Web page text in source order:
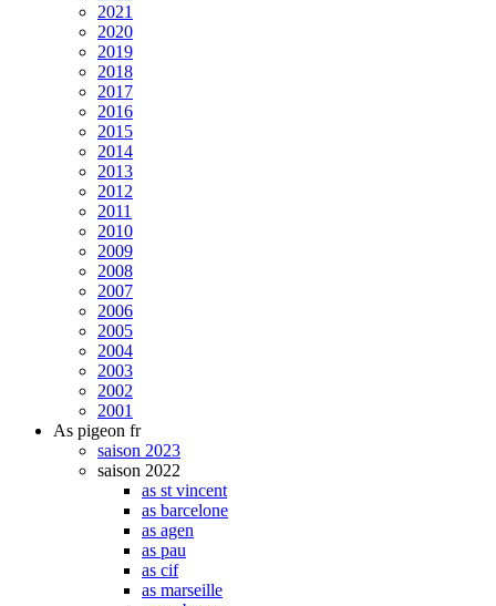
2021
2020
2019
2018
2017
2016
2015
2014
2013
2012
2011
2010
2009
2008
2007
2006
2005
2004
2003
2002
2001
As pigeon fr
saison 2023
saison 2022
as st vincent
as barcelone
as agen
as pau
as cif
as marseille